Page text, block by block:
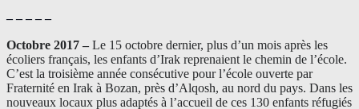
– – – – –
Octobre 2017 – Le 15 octobre dernier, plus d’un mois après les
écoliers français, les enfants d’Irak reprenaient le chemin de l’école.
C’est la troisième année consécutive pour l’école ouverte par
Fraternité en Irak à Bozan, près d’Alqosh, au nord du pays. Dans les
nouveaux locaux plus adaptés à l’accueil de ces 130 enfants réfugiés